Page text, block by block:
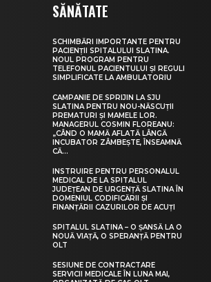
SĂNĂTATE
SCHIMBĂRI IMPORTANTE PENTRU
PACIENȚII SPITALULUI SLATINA.
NOUL PROGRAM PENTRU
TELEFONUL PACIENTULUI ȘI REGULI
SIMPLIFICATE LA AMBULATORIU
CAMPANIE DE SPRIJIN LA SJU
SLATINA PENTRU NOU-NĂSCUȚII
PREMATURI ȘI MAMELE LOR.
MANAGERUL COSMIN FLOREANU:
„CÂND O MAMĂ AFLATĂ LÂNGĂ
INCUBATOR ZÂMBEȘTE, ÎNSEAMNĂ
CĂ...
INSTRUIRE PENTRU PERSONALUL
MEDICAL DE LA SPITALUL
JUDEȚEAN DE URGENȚĂ SLATINA ÎN
DOMENIUL CODIFICĂRII ȘI
FINANȚĂRII CAZURILOR DE ACUȚI
SPITALUL SLATINA – O ȘANSĂ LA O
NOUĂ VIAȚĂ, O SPERANȚĂ PENTRU
OLT
SESIUNE DE CONTRACTARE
SERVICII MEDICALE ÎN LUNA MAI,